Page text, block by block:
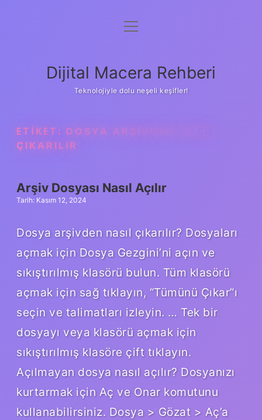
Anasayfa
Yasal Uyarı
menüyü
Dijital Macera Rehberi
Teknolojiyle dolu neşeli keşifler!
ETIKET: DOSYA ARŞIVDEN NASIL
ÇIKARILIR
Arşiv Dosyası Nasıl Açılır
Tarih: Kasım 12, 2024
Dosya arşivden nasıl çıkarılır? Dosyaları
açmak için Dosya Gezgini’ni açın ve
sıkıştırılmış klasörü bulun. Tüm klasörü
açmak için sağ tıklayın, “Tümünü Çıkar”ı
seçin ve talimatları izleyin. … Tek bir
dosyayı veya klasörü açmak için
sıkıştırılmış klasöre çift tıklayın.
Açılmayan dosya nasıl açılır? Dosyanızı
kurtarmak için Aç ve Onar komutunu
kullanabilirsiniz. Dosya > Gözat > Aç’a